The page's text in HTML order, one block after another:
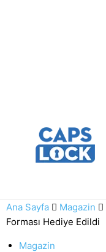
Ana Sayfa Magazin
Forması Hediye Edildi
Magazin